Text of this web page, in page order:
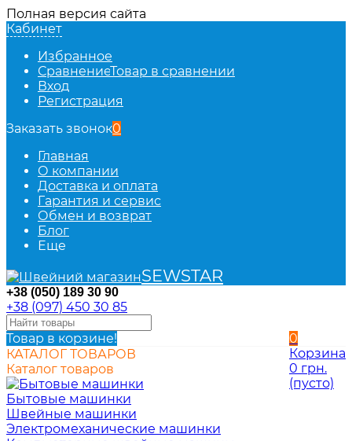
Полная версия сайта
Кабинет
Избранное
СравнениеТовар в сравнении
Вход
Регистрация
Заказать звонок0
Главная
О компании
Доставка и оплата
Гарантия и сервис
Обмен и возврат
Блог
Еще
SEWSTAR
+38 (050) 189 30 90
+38 (097) 450 30 85
0
Корзина
0 грн.
(пусто)
Товар в корзине!
КАТАЛОГ ТОВАРОВ
Каталог товаров
Бытовые машинки
Швейные машинки
Электромеханические машинки